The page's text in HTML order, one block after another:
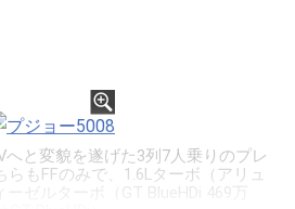
へと変貌を遂げた3列7人乗りのプレ
らもFFのみで、1.6Lターボ（アリュ
ーゼルターボ（GT BlueHDi 469万